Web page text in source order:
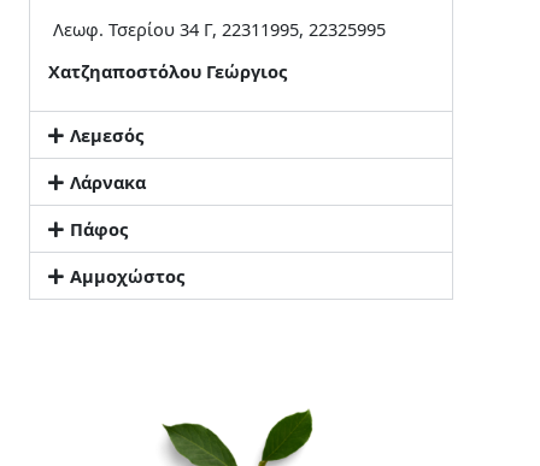
Λεωφ. Τσερίου 34 Γ, 22311995, 22325995
Χατζηαποστόλου Γεώργιος
Λεμεσός
Λάρνακα
Πάφος
Αμμοχώστος